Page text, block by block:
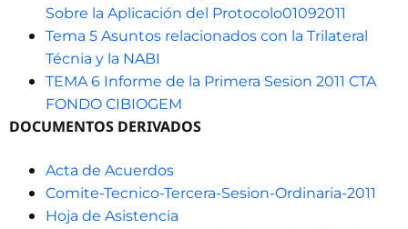
Sobre la Aplicación del Protocolo01092011
Tema 5 Asuntos relacionados con la Trilateral
Técnia y la NABI
TEMA 6 Informe de la Primera Sesion 2011 CTA
FONDO CIBIOGEM
DOCUMENTOS DERIVADOS
Acta de Acuerdos
Comite-Tecnico-Tercera-Sesion-Ordinaria-2011
Hoja de Asistencia